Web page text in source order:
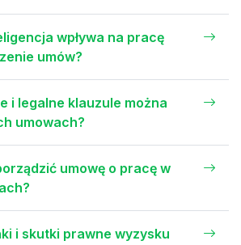
wpływa na pracę
umów?
i legalne klauzule można
umowach?
umowę o pracę w
i skutki prawne wyzysku